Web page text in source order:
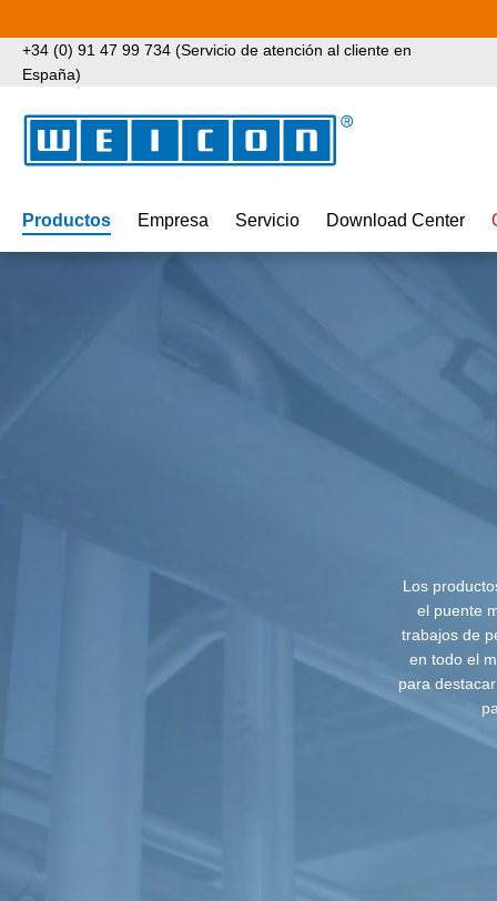
+34 (0) 91 47 99 734 (Servicio de atención al cliente en
España)
Productos Empresa Servicio Download Center
Los
el puente
trabajos de
en todo el
para